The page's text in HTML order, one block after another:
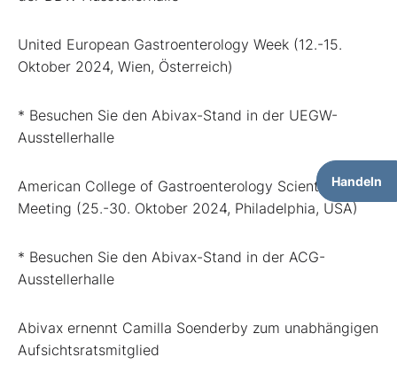
United European Gastroenterology Week (12.-15.
Oktober 2024, Wien, Österreich)
* Besuchen Sie den Abivax-Stand in der UEGW-
Ausstellerhalle
American College of Gastroenterology Scientific
Meeting (25.-30. Oktober 2024, Philadelphia, USA)
* Besuchen Sie den Abivax-Stand in der ACG-
Ausstellerhalle
Abivax ernennt Camilla Soenderby zum unabhängigen
Aufsichtsratsmitglied
Handeln